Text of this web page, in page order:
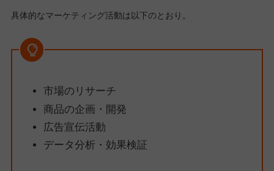
具体的なマーケティング活動は以下のとおり。
市場のリサーチ
商品の企画・開発
広告宣伝活動
データ分析・効果検証